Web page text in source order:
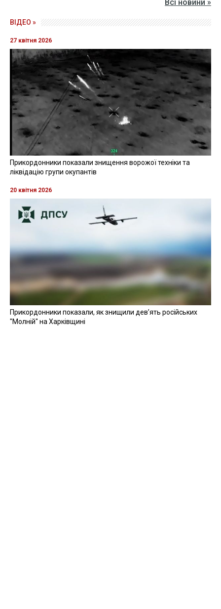
Всі новини »
ВІДЕО »
27 квітня 2026
Прикордонники показали знищення ворожої техніки та
ліквідацію групи окупантів
20 квітня 2026
Прикордонники показали, як знищили девʼять російських
"Молній" на Харківщині